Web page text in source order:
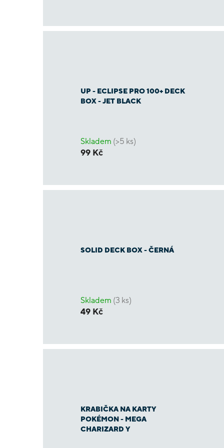
UP - ECLIPSE PRO 100+ DECK
BOX - JET BLACK
Skladem (>5 ks)
99 Kč
SOLID DECK BOX - ČERNÁ
Skladem (3 ks)
49 Kč
KRABIČKA NA KARTY
POKÉMON - MEGA
CHARIZARD Y